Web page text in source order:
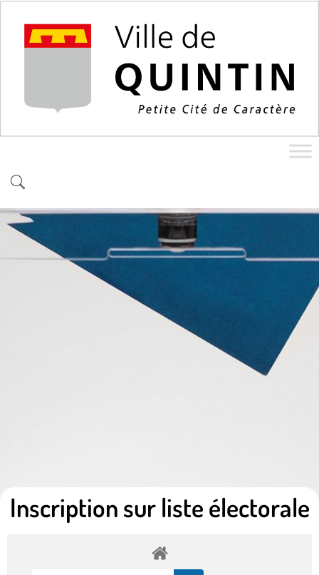
Inscription sur liste électorale